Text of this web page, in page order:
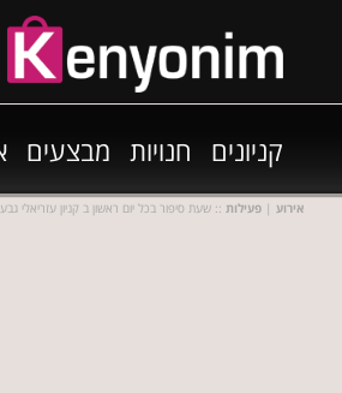
קניונים חנויות מבצעים
אירוע | פעילות :: שעת סיפור בכל יום ראשון ב קניון עזריאלי